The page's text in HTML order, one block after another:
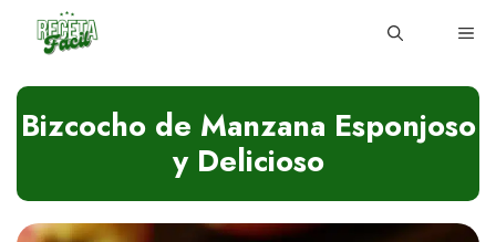
Bizcocho de Manzana Esponjoso
y Delicioso